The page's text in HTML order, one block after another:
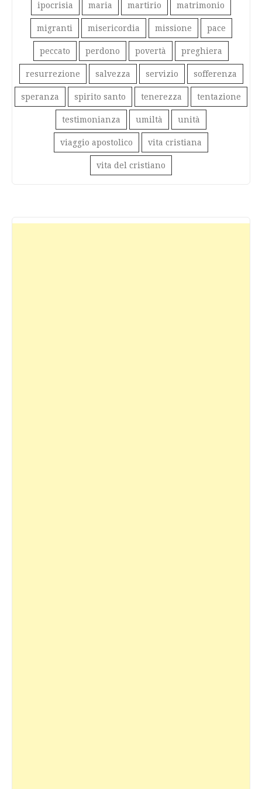
ipocrisia maria martirio matrimonio
migranti misericordia missione pace
peccato perdono povertà preghiera
resurrezione salvezza servizio sofferenza
speranza spirito santo tenerezza tentazione
testimonianza umiltà unità
viaggio apostolico vita cristiana
vita del cristiano